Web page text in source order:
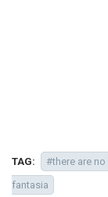
TAG:
#there are
fantasia